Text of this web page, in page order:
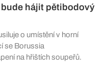
hájit pětibodový
o umístění v horní
se Borussia
na hřištích soupeřů.